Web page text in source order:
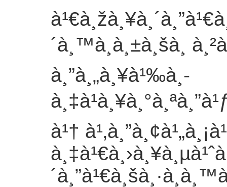
´à¸™à¸à¸±à¸šà¸
à¸”à¸„à¸¥à¹‰à¸­
à¹†